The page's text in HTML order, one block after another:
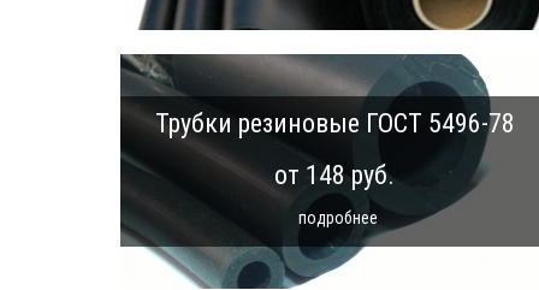
Трубки резиновые ГОСТ 5496-78
от 148 руб.
подробнее